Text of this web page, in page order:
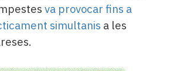
va provocar fins a
simultanis a les